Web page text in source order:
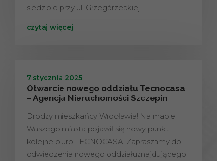
siedzibie przy ul. Grzegórzeckiej…
czytaj więcej
7 stycznia 2025
Otwarcie nowego oddziału Tecnocasa
– Agencja Nieruchomości Szczepin
Drodzy mieszkańcy Wrocławia! Na mapie
Waszego miasta pojawił się nowy punkt –
kolejne biuro TECNOCASA! Zapraszamy do
odwiedzenia nowego oddziałuznajdującego